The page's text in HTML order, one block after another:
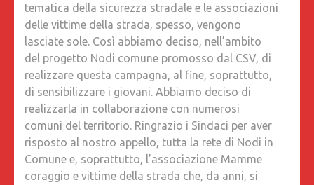
tematica della sicurezza stradale e le associazioni
delle vittime della strada, spesso, vengono
lasciate sole. Così abbiamo deciso, nell’ambito
del progetto Nodi comune promosso dal CSV, di
realizzare questa campagna, al fine, soprattutto,
di sensibilizzare i giovani. Abbiamo deciso di
realizzarla in collaborazione con numerosi
comuni del territorio. Ringrazio i Sindaci per aver
risposto al nostro appello, tutta la rete di Nodi in
Comune e, soprattutto, l’associazione Mamme
coraggio e vittime della strada che, da anni, si